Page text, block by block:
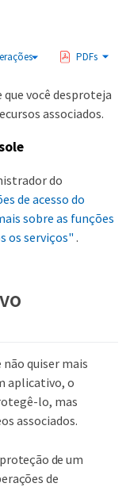
PDFs
você desproteja
associados.
do
de acesso do
sobre as funções
os serviços" .
quiser mais
aplicativo, o
lo, mas
associados.
de um
de